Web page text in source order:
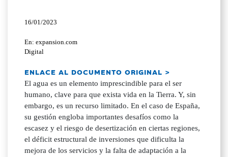
16/01/2023
En: expansion.com
Digital
ENLACE AL DOCUMENTO ORIGINAL >
El agua es un elemento imprescindible para el ser
humano, clave para que exista vida en la Tierra. Y, sin
embargo, es un recurso limitado. En el caso de España,
su gestión engloba importantes desafíos como la
escasez y el riesgo de desertización en ciertas regiones,
el déficit estructural de inversiones que dificulta la
mejora de los servicios y la falta de adaptación a la